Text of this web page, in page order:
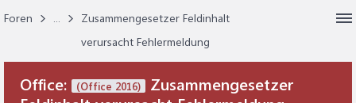
Foren ...
Zusammengesetzer Feldinhalt
verursacht Fehlermeldung
Office: (Office 2016)
Zusammengesetzer